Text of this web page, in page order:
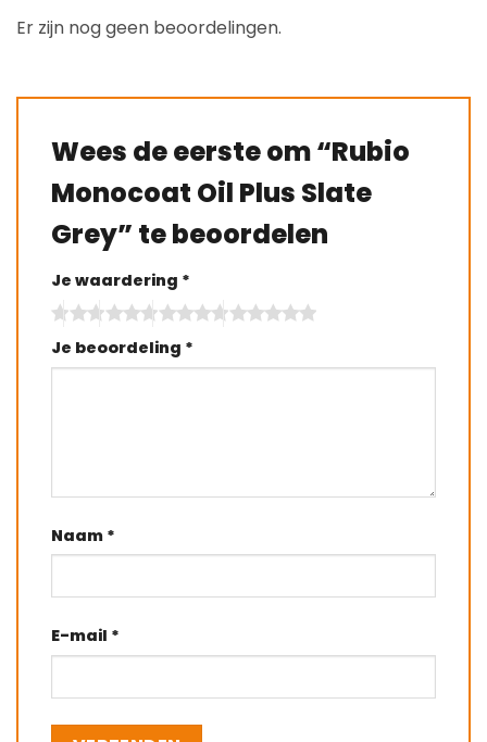
Er zijn nog geen beoordelingen.
Wees de eerste om “Rubio
Monocoat Oil Plus Slate
Grey” te beoordelen
Je waardering *
Je beoordeling *
Naam *
E-mail *